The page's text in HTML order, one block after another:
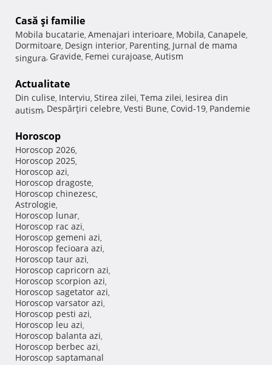
Casă şi familie
Mobila bucatarie, Amenajari interioare, Mobila, Canapele,
Dormitoare, Design interior, Parenting, Jurnal de mama
singura, Gravide, Femei curajoase, Autism
Actualitate
Din culise, Interviu, Stirea zilei, Tema zilei, Iesirea din
autism, Despărţiri celebre, Vesti Bune, Covid-19, Pandemie
Horoscop
Horoscop 2026,
Horoscop 2025,
Horoscop azi,
Horoscop dragoste,
Horoscop chinezesc,
Astrologie,
Horoscop lunar,
Horoscop rac azi,
Horoscop gemeni azi,
Horoscop fecioara azi,
Horoscop taur azi,
Horoscop capricorn azi,
Horoscop scorpion azi,
Horoscop sagetator azi,
Horoscop varsator azi,
Horoscop pesti azi,
Horoscop leu azi,
Horoscop balanta azi,
Horoscop berbec azi,
Horoscop saptamanal